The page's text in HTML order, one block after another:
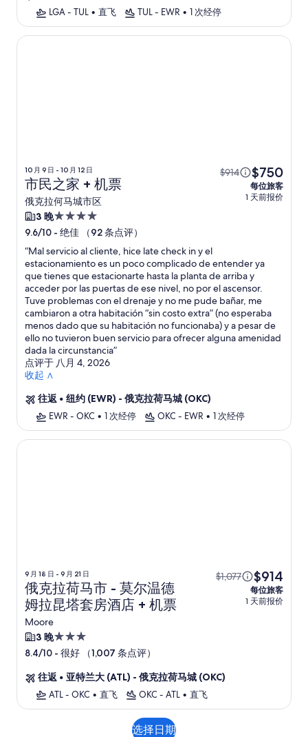
LGA - TUL • 直飞 TUL - EWR • 1 次经停
10 月 9 日 - 10 月 12 日
市民之家 + 机票
俄克拉何马城市区
$914 $750
每位旅客
1 天前报价
3 晚4.0
星
住
宿
9.6/10 - 绝佳 （92 条点评）
“Mal servicio al cliente, hice late check in y el
estacionamiento es un poco complicado de entender ya
que tienes que estacionarte hasta la planta de arriba y
acceder por las puertas de ese nivel, no por el ascensor.
Tuve problemas con el drenaje y no me pude bañar, me
cambiaron a otra habitación “sin costo extra” (no esperaba
menos dado que su habitación no funcionaba) y a pesar de
ello no tuvieron buen servicio para ofrecer alguna amenidad
dada la circunstancia”
点评于 八月 4, 2026
收起 ∧
往返 • 纽约 (EWR) - 俄克拉荷马城 (OKC)
EWR - OKC • 1 次经停 OKC - EWR • 1 次经停
市民之家
9 月 18 日 - 9 月 21 日
俄克拉荷马市 - 莫尔温德
姆拉昆塔套房酒店 + 机票
Moore
$1,077 $914
每位旅客
1 天前报价
3 晚3.0
星
宿
8.4/10 - 很好 （1,007 条点评）
往返 • 亚特兰大 (ATL) - 俄克拉荷马城 (OKC)
ATL - OKC • 直飞 OKC - ATL • 直飞
俄克拉荷马市 - 莫尔温德姆拉昆塔套房酒店
选择日期